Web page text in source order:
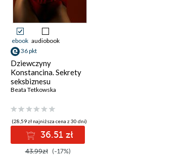
ebook audiobook
36 pkt
Dziewczyny
Konstancina. Sekrety
seksbiznesu
Beata Tetkowska
(28,59 zł najniższa cena z 30 dni)
36.51 zł
43.99zł (-17%)